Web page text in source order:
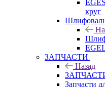
круг
ЗАПЧАСТИ
Назад
Запчасти